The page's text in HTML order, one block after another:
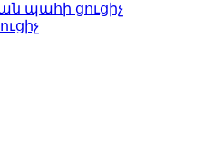
պահի ցուցիչ